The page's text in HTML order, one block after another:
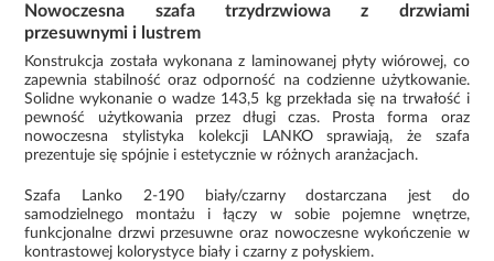
Nowoczesna szafa trzydrzwiowa z drzwiami
przesuwnymi i lustrem
Konstrukcja została wykonana z laminowanej płyty wiórowej, co
zapewnia stabilność oraz odporność na codzienne użytkowanie.
Solidne wykonanie o wadze 143,5 kg przekłada się na trwałość i
pewność użytkowania przez długi czas. Prosta forma oraz
nowoczesna stylistyka kolekcji LANKO sprawiają, że szafa
prezentuje się spójnie i estetycznie w różnych aranżacjach.
Szafa Lanko 2-190 biały/czarny dostarczana jest do
samodzielnego montażu i łączy w sobie pojemne wnętrze,
funkcjonalne drzwi przesuwne oraz nowoczesne wykończenie w
kontrastowej kolorystyce biały i czarny z połyskiem.